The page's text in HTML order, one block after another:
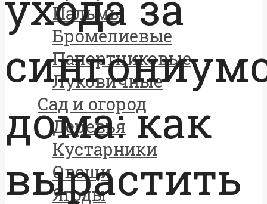
Пальмы
Бромелиевые
Папортниковые
Луковичные
Сад и огород
Деревья
Кустарники
Овощи
Ягоды
дома: как
вырастить